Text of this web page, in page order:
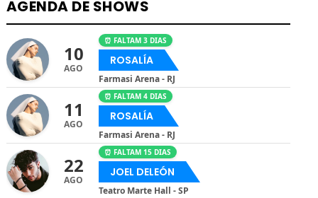
AGENDA DE SHOWS
10
AGO
⏰ FALTAM 3 DIAS
ROSALÍA
Farmasi Arena - RJ
11
AGO
⏰ FALTAM 4 DIAS
ROSALÍA
Farmasi Arena - RJ
22
AGO
⏰ FALTAM 15 DIAS
JOEL DELEÓN
Teatro Marte Hall - SP